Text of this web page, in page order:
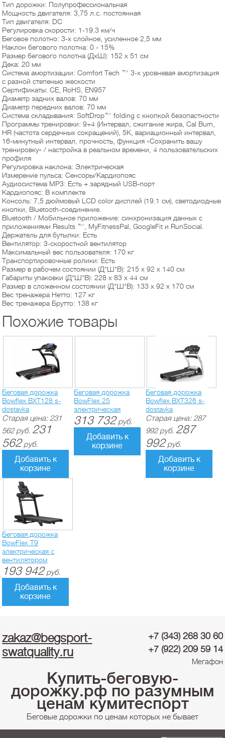
Тип дорожки: Полупрофессиональная
Мощность двигателя: 3,75 л.с. постоянная
Тип двигателя: DC
Регулировка скорости: 1-19.3 км/ч
Беговое полотно: 3-х слойное, усиленное 2,5 мм
Наклон бегового полотна: 0 - 15%
Размер бегового полотна (ДхШ): 152 x 51 см
Дека: 20 мм
Система амортизации: Comfort Tech ™ 3-х уровневая амортизация
с разной степенью жескости
Сертификаты: CE, RoHS, EN957
Диаметр задних валов: 70 мм
Диаметр передних валов: 70 мм
Система складывания: SoftDrop™ folding с кнопкой безопастности
Программы тренировки: 9+4 (Интервал, сжигание жира, Cal Burn,
HR (частота сердечных сокращений), 5K, вариационный интервал,
16-минутный интервал, прочность, функция «Сохранить вашу
тренировку» / настройка в реальном времени, 4 пользовательских
профиля
Регулировка наклона: Электрическая
Измерение пульса: Сенсоры/Кардиопояс
Аудиосистема MP3: Есть + зарядный USB-порт
Кардиопояс: В комплекте
Консоль: 7,5 дюймовый LCD color дисплей (19.1 см), светодиодные
кнопки, Bluetooth-соединение.
Bluetooth / Мобильное приложение: синхронизация данных с
приложениями Results ™, MyFitnessPal, GoogleFit и RunSocial.
Держатель для бутылки: Есть
Вентилятор: 3-скоростной вентилятор
Максимальный вес пользователя: 170 кг
Транспортировочные ролики: Есть
Размер в рабочем состоянии (Д*Ш*В): 215 x 92 x 140 см
Габариты упаковки (Д*Ш*В): 228 х 83 х 44 см
Размер в сложенном состоянии (Д*Ш*В): 133 x 92 x 170 см
Вес тренажера Нетто: 127 кг
Вес тренажера Брутто: 138 кг
Похожие товары
Беговая дорожка
Bowflex BXT128 s-
dostavka
Старая цена: 231
562 руб. 231
562 руб.
Добавить к
корзине
Беговая дорожка
BowFlex 25
электрическая
313 732 руб.
Добавить к
корзине
Беговая дорожка
Bowflex BXT326 s-
dostavka
Старая цена: 287
992 руб. 287
992 руб.
Добавить к
корзине
Беговая дорожка
BowFlex T9
электрическая с
вентилятором
193 942 руб.
Добавить к
корзине
+7 (343) 268 30 60
+7 (922) 209 59 14
Мегафон
zakaz@begsport-
swatquality.ru
Купить-беговую-
дорожку.рф по разумным
ценам кумитеспорт
Беговые дорожки по ценам которых не бывает